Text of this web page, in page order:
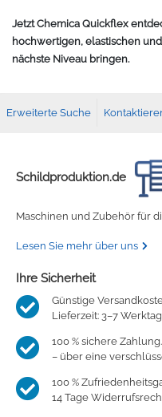
Jetzt Chemica Quickflex
hochwertigen, elastischen
nächste Niveau bringen.
Erweiterte Suche
Schildproduktion.de
Maschinen und Zubehör für
Lesen Sie mehr über uns
Ihre Sicherheit
Günstige
Lieferzeit: 3–7
100 % sichere Zahlung.
– über eine
100 %
14 Tage